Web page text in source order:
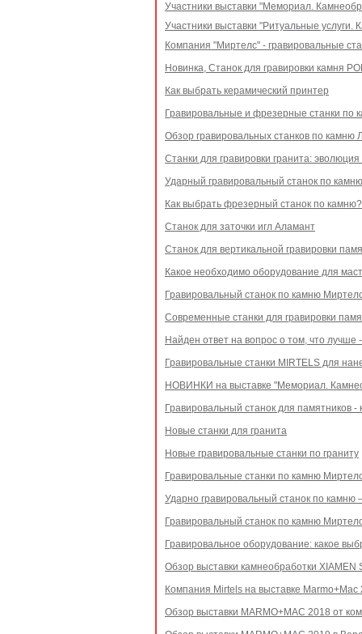
Участники выставки "Мемориал.
Участники выставки "Ритуальные услуги.
Компания "Миртелс" - гравировальные
Новинка, Станок для гравировки камня
Как выбрать керамический принтер
Гравировальные и фрезерные станки по
Обзор гравировальных станков по камню
Станки для гравировки гранита:
Ударный гравировальный станок по
Как выбрать фрезерный станок по камню?
Станок для заточки игл Аламант
Станок для вертикальной гравировки
Какое необходимо оборудование для
Гравировальный станок по камню
Современные станки для гравировки
Найден ответ на вопрос о том, что лучше
Гравировальные станки MIRTELS для
НОВИНКИ на выставке "Мемориал.
Гравировальный станок для памятников
Новые станки для гранита
Новые гравировальные станки по граниту
Гравировальные станки по камню
Ударно гравировальный станок по камню
Гравировальный станок по камню
Гравировальное оборудование: какое
Обзор выставки камнеобработки XIAMEN
Компания Mirtels на выставке
Обзор выставки MARMO+MAC 2018 от